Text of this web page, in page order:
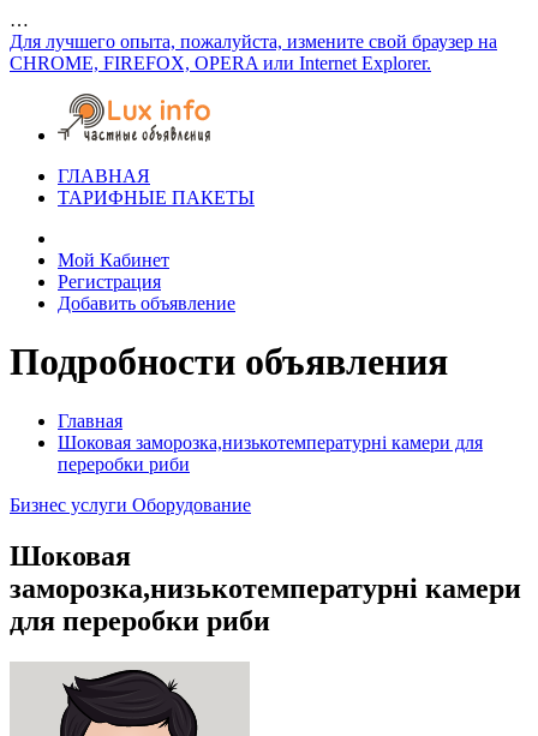
…
Для лучшего опыта, пожалуйста, измените свой браузер на
CHROME, FIREFOX, OPERA или Internet Explorer.
ГЛАВНАЯ
ТАРИФНЫЕ ПАКЕТЫ
Мой Кабинет
Регистрация
Добавить объявление
Подробности объявления
Главная
Шоковая заморозка,низькотемпературні камери для
переробки риби
Бизнес услуги Оборудование
Шоковая
заморозка,низькотемпературні камери
для переробки риби